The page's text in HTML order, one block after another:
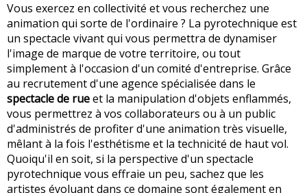
Vous exercez en collectivité et vous recherchez une
animation qui sorte de l'ordinaire ? La pyrotechnique est
un spectacle vivant qui vous permettra de dynamiser
l'image de marque de votre territoire, ou tout
simplement à l'occasion d'un comité d'entreprise. Grâce
au recrutement d'une agence spécialisée dans le
spectacle de rueet la manipulation d'objets enflammés,
vous permettrez à vos collaborateurs ou à un public
d'administrés de profiter d'une animation très visuelle,
mêlant à la fois l'esthétisme et la technicité de haut vol.
Quoiqu'il en soit, si la perspective d'un spectacle
pyrotechnique vous effraie un peu, sachez que les
artistes évoluant dans ce domaine sont également en